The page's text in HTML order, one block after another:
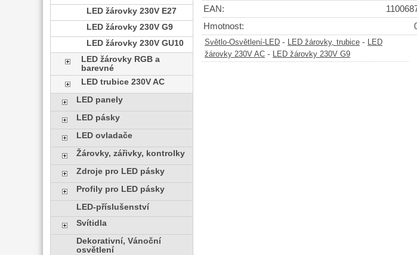
EAN:
Hmotnost:
Světlo-Osvětlení-LED - LED žárovky, trubice - LED
žárovky 230V AC - LED žárovky 230V G9
LED žárovky 230V E27
LED žárovky 230V G9
LED žárovky 230V GU10
LED žárovky RGB a
barevné
LED trubice 230V AC
LED panely
LED pásky
LED ovladače
Žárovky, zářivky, kontrolky
Zdroje pro LED pásky
Profily pro LED pásky
LED-příslušenství
Svítidla
Dekorativní, Vánoční
osvětlení